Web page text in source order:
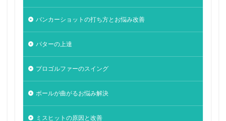
バンカーショットの打ち方とお悩み改善
パターの上達
プロゴルファーのスイング
ボールが曲がるお悩み解決
ミスヒットの原因と改善